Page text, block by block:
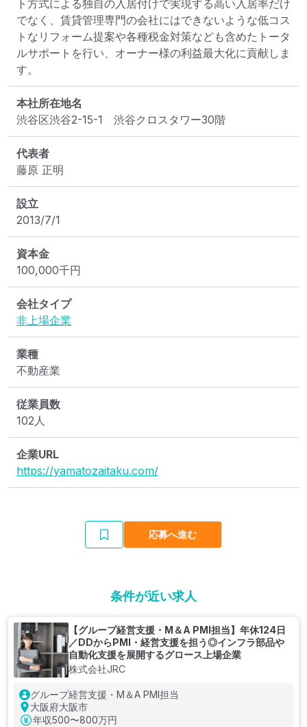
ト方式による独自の入居付けで実現する高い入居率だけ
でなく、賃貸管理専門の会社にはできないような低コス
トなリフォーム提案や各種税金対策なども含めたトータ
ルサポートを行い、オーナー様の利益最大化に貢献しま
す。
本社所在地名
渋谷区渋谷2-15-1　渋谷クロスタワー30階
代表者
藤原 正明
設立
2013/7/1
資本金
100,000千円
会社タイプ
非上場企業
業種
不動産業
従業員数
102人
企業URL
https://yamatozaitaku.com/
応募へ進む
条件が近い求人
【グループ経営支援・M＆A PMI担当】年休124日
／DDからPMI・経営支援を担う◎インフラ部品や
自動化支援を展開するグロース上場企業
株式会社JRC
グループ経営支援・M＆A PMI担当
大阪府大阪市
年収500〜800万円